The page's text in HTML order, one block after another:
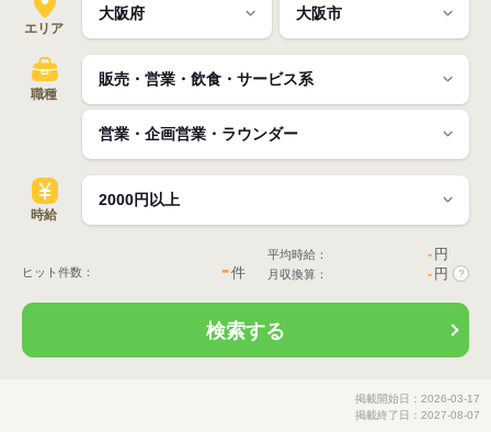
エリア
職種
時給
ヒット件数： -件
平均時給： - 円
月収換算： - 円 ?
検索する
掲載開始日：2026-03-17
掲載終了日：2027-08-07